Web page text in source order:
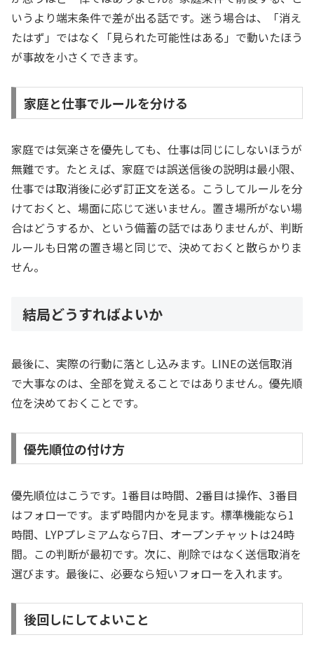
いうより端末条件で差が出る話です。迷う場合は、「消え
たはず」ではなく「見られた可能性はある」で動いたほう
が事故を小さくできます。
家庭と仕事でルールを分ける
家庭では気楽さを優先しても、仕事は同じにしないほうが
無難です。たとえば、家庭では誤送信後の説明は最小限、
仕事では取消後に必ず訂正文を送る。こうしてルールを分
けておくと、場面に応じて迷いません。置き場所がない場
合はどうするか、という備蓄の話ではありませんが、判断
ルールも日常の置き場と同じで、決めておくと散らかりま
せん。
結局どうすればよいか
最後に、実際の行動に落とし込みます。LINEの送信取消
で大事なのは、全部を覚えることではありません。優先順
位を決めておくことです。
優先順位の付け方
優先順位はこうです。1番目は時間、2番目は操作、3番目
はフォローです。まず時間内かを見ます。標準機能なら1
時間、LYPプレミアムなら7日、オープンチャットは24時
間。この判断が最初です。次に、削除ではなく送信取消を
選びます。最後に、必要なら短いフォローを入れます。
後回しにしてよいこと